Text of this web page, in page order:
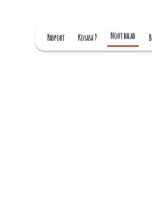
Padport Kosasa ? Nout balad